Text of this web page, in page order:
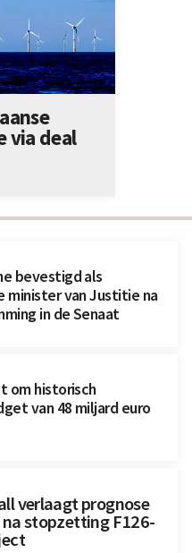
bevestigd als
minister van Justitie na
in de Senaat
om historisch
van 48 miljard euro
verlaagt prognose
stopzetting F126-
via deal